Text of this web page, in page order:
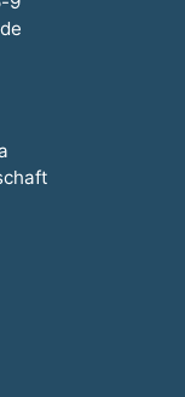
überspringen
überspringen